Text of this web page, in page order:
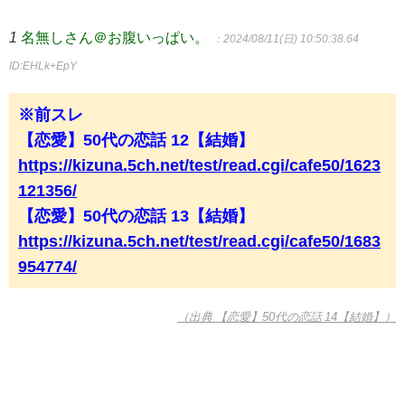
1 名無しさん＠お腹いっぱい。 ：2024/08/11(日) 10:50:38.64
ID:EHLk+EpY
※前スレ
【恋愛】50代の恋話 12【結婚】
https://kizuna.5ch.net/test/read.cgi/cafe50/1623
121356/
【恋愛】50代の恋話 13【結婚】
https://kizuna.5ch.net/test/read.cgi/cafe50/1683
954774/
（出典 【恋愛】50代の恋話 14【結婚】）